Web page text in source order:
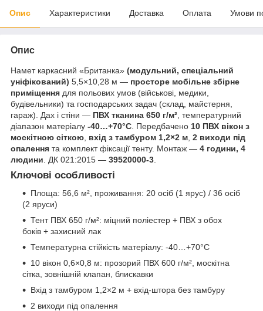
Опис Характеристики Доставка Оплата Умови
Опис
Намет каркасний «Британка» (модульний, спеціальний
уніфікований) 5,5×10,28 м — просторе мобільне збірне
приміщення для польових умов (військові, медики,
будівельники) та господарських задач (склад, майстерня,
гараж). Дах і стіни — ПВХ тканина 650 г/м² , температурний
діапазон матеріалу -40…+70°C . Передбачено 10 ПВХ вікон з
москітною сіткою вхід з тамбуром 1,2×2 м 2 виходи під
опалення та комплект фіксації тенту. Монтаж — 4 години, 4
людини . ДК 021:2015 — 39520000-3
Ключові особливості
Площа: 56,6 м², проживання: 20 осіб (1 ярус) / 36 осіб
(2 яруси)
Тент ПВХ 650 г/м²: міцний поліестер + ПВХ з обох
боків + захисний лак
Температурна стійкість матеріалу: -40…+70°C
10 вікон 0,6×0,8 м: прозорий ПВХ 600 г/м², москітна
сітка, зовнішній клапан, блискавки
Вхід з тамбуром 1,2×2 м + вхід-штора без тамбуру
2 виходи під опалення